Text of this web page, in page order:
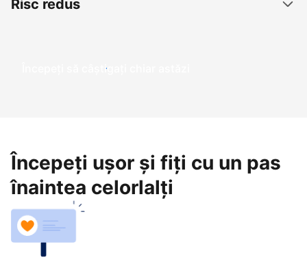
Risc redus
Începeți să câștigați chiar astăzi
Începeți ușor și fiți cu un pas
înaintea celorlalți